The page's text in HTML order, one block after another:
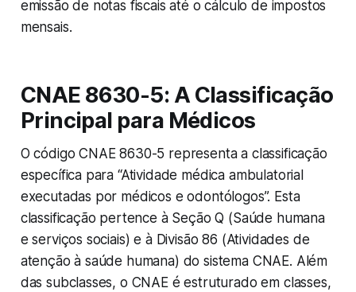
emissão de notas fiscais até o cálculo de impostos
mensais.
CNAE 8630-5: A Classificação
Principal para Médicos
O código CNAE 8630-5 representa a classificação
específica para “Atividade médica ambulatorial
executadas por médicos e odontólogos”. Esta
classificação pertence à Seção Q (Saúde humana
e serviços sociais) e à Divisão 86 (Atividades de
atenção à saúde humana) do sistema CNAE. Além
das subclasses, o CNAE é estruturado em classes,